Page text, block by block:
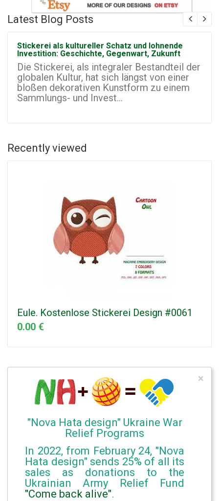
Latest Blog Posts
Stickerei als kultureller Schatz und lohnende
Investition: Geschichte, Gegenwart, Zukunft
Die Stickerei, als integraler Bestandteil der
globalen Kultur, hat sich längst von einer
bloßen dekorativen Kunstform zu einem
Sammlungs- und Invest...
Recently viewed
Eule. Kostenlose Stickerei Design #0061
0.00 €
"Nova Hata design" Ukraine War
Relief Programs
In 2022, from February 24, "Nova
Hata design" sends 25% of all its
sales as donations to the
Ukrainian Army Relief Fund
"Come back alive".
×